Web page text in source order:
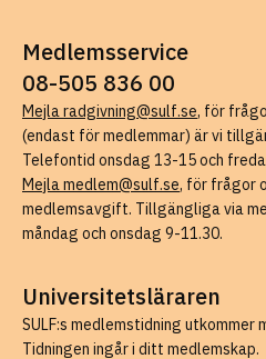
Medlemsservice
08-505 836 00
Mejla radgivning@sulf.se, för
(endast för medlemmar) är vi
Telefontid onsdag 13-15 och
Mejla medlem@sulf.se, för frågor
medlemsavgift. Tillgängliga via
måndag och onsdag 9-11.30.
Universitetsläraren
SULF:s medlemstidning utkommer
Tidningen ingår i ditt medlemskap.